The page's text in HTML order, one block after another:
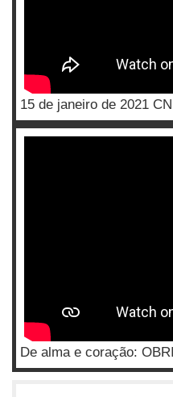
15 de janeiro de 2021
De alma e coração: